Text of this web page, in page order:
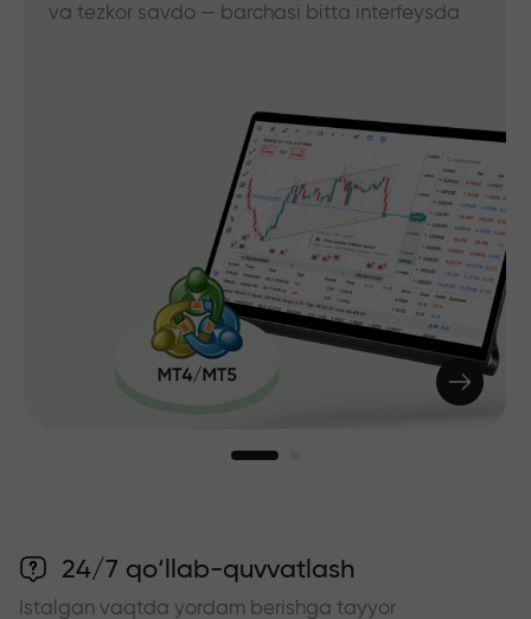
bitta interfeysda savdo uchun qulay
24/7 qo‘llab-quvvatlash
Istalgan vaqtda yordam berishga tayyor